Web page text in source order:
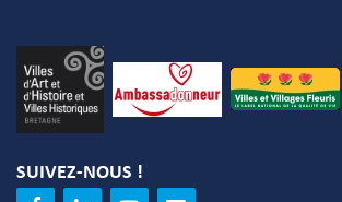
SUIVEZ-NOUS !